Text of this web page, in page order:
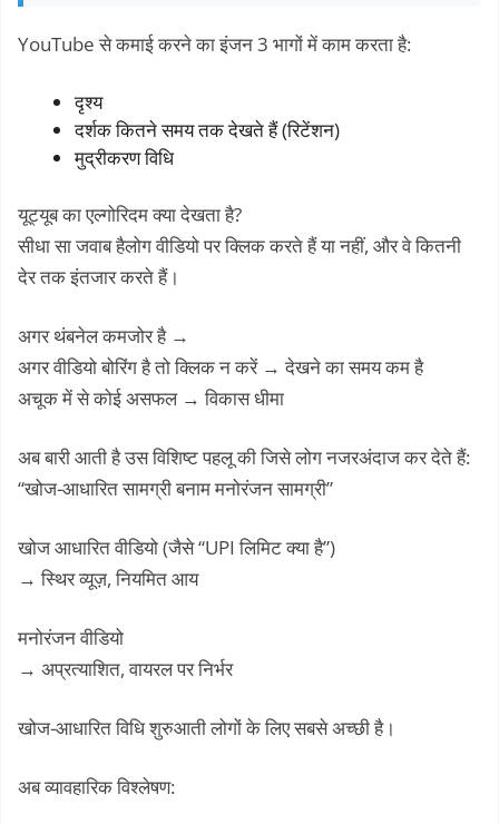
YouTube से कमाई करने का इंजन 3 भागों में काम करता है:
दृश्य
दर्शक कितने समय तक देखते हैं (रिटेंशन)
मुद्रीकरण विधि
यूट्यूब का एल्गोरिदम क्या देखता है?
सीधा सा जवाब हैलोग वीडियो पर क्लिक करते हैं या नहीं, और वे कितनी
देर तक इंतजार करते हैं।
अगर थंबनेल कमजोर है →
अगर वीडियो बोरिंग है तो क्लिक न करें → देखने का समय कम है
अचूक में से कोई असफल → विकास धीमा
अब बारी आती है उस विशिष्ट पहलू की जिसे लोग नजरअंदाज कर देते हैं:
“खोज-आधारित सामग्री बनाम मनोरंजन सामग्री”
खोज आधारित वीडियो (जैसे “UPI लिमिट क्या है”)
→ स्थिर व्यूज़, नियमित आय
मनोरंजन वीडियो
→ अप्रत्याशित, वायरल पर निर्भर
खोज-आधारित विधि शुरुआती लोगों के लिए सबसे अच्छी है।
अब व्यावहारिक विश्लेषण: